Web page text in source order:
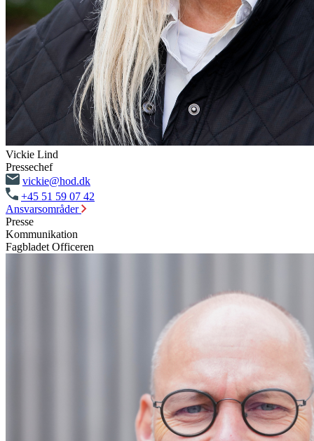
Vickie Lind
Pressechef
vickie@hod.dk
+45 51 59 07 42
Ansvarsområder
Presse
Kommunikation
Fagbladet Officeren